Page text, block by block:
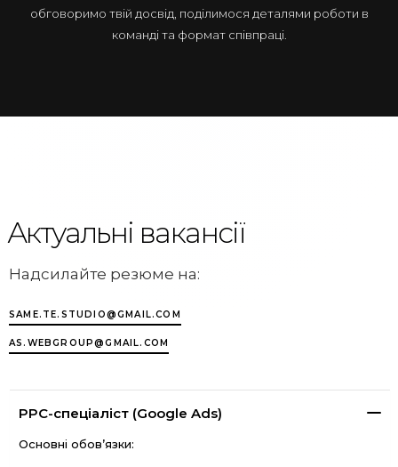
обговоримо твій досвід, поділимося деталями роботи в
команді та формат співпраці.
Актуальні вакансії
Надсилайте резюме на:
SAME.TE.STUDIO@GMAIL.COM
AS.WEBGROUP@GMAIL.COM
PPC-спеціаліст (Google Ads)
Основні обов’язки: